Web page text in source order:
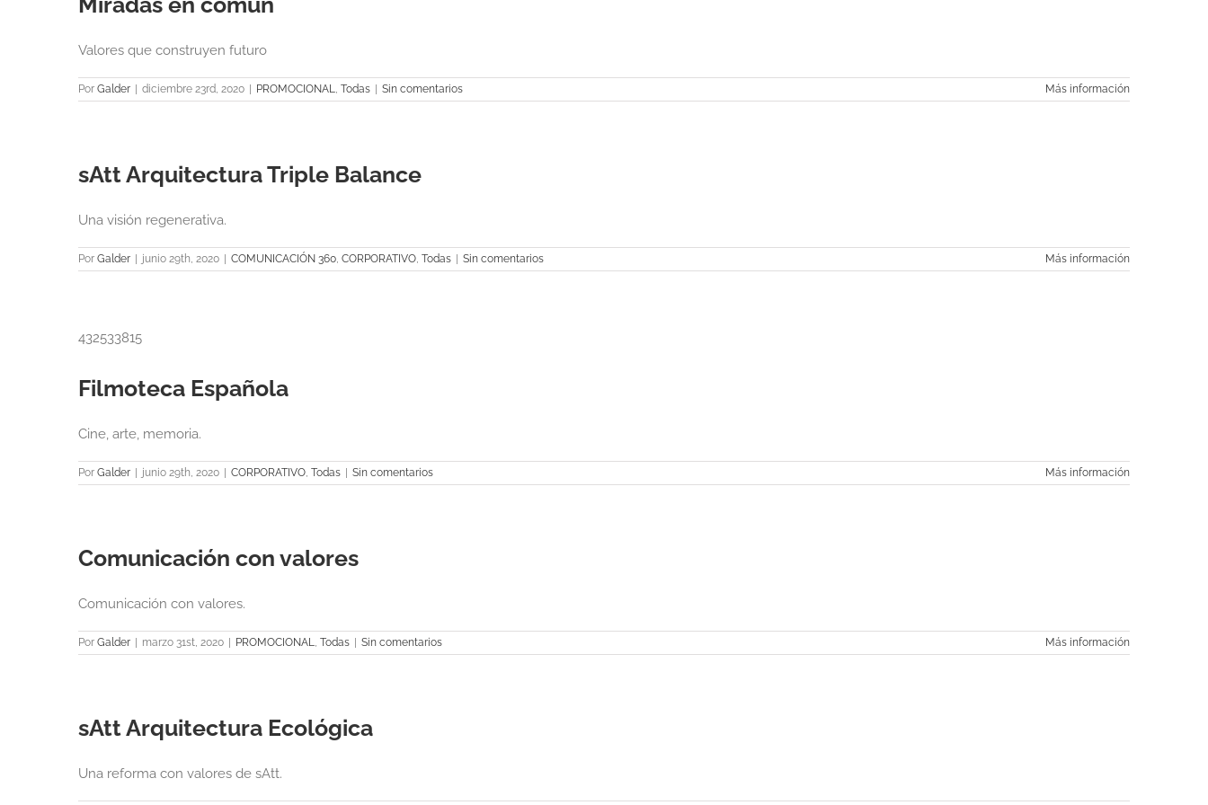
Valores que construyen futuro
Por Galder | diciembre 23rd, 2020 | PROMOCIONAL Todas | Sin comentarios Más información
sAtt Arquitectura Triple Balance
Una visión regenerativa.
Por Galder | junio 29th, 2020 | COMUNICACIÓN 360 CORPORATIVO Todas | Sin comentarios Más información
432533815
Filmoteca Española
Cine, arte, memoria.
Por Galder | junio 29th, 2020 | CORPORATIVO Todas | Sin comentarios Más información
Comunicación con valores
Comunicación con valores.
Por Galder | marzo 31st, 2020 | PROMOCIONAL Todas | Sin comentarios Más información
sAtt Arquitectura Ecológica
Una reforma con valores de sAtt.